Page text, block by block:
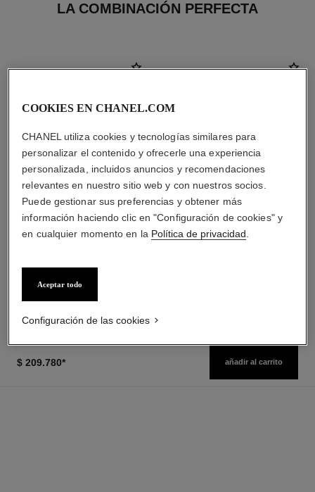
LA COMBINACIÓN PERFECTA
Precio sin Impuestos Nacionales:
$ 209.780* añadir al carrito
COOKIES EN CHANEL.COM
CHANEL utiliza cookies y tecnologías similares para
personalizar el contenido y ofrecerle una experiencia
personalizada, incluidos anuncios y recomendaciones
relevantes en nuestro sitio web y con nuestros socios.
Puede gestionar sus preferencias y obtener más
información haciendo clic en "Configuración de cookies" y
en cualquier momento en la Política de privacidad
Aceptar todo
Configuración de las cookies